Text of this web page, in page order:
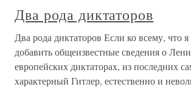
Два рода диктаторов
Два рода диктаторов Если ко всему, что я
добавить общеизвестные сведения о
европейских диктаторах, из последних
характерный Гитлер, естественно и